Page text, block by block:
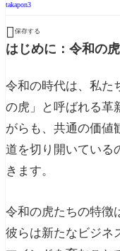
takapon3
 保存する
はじめに：令和の
令和の時代は、私た
の虎」と呼ばれる革
がらも、共通の価値
道を切り開いている
きます。
令和の虎たちの特徴
彼らは新たなビジネ